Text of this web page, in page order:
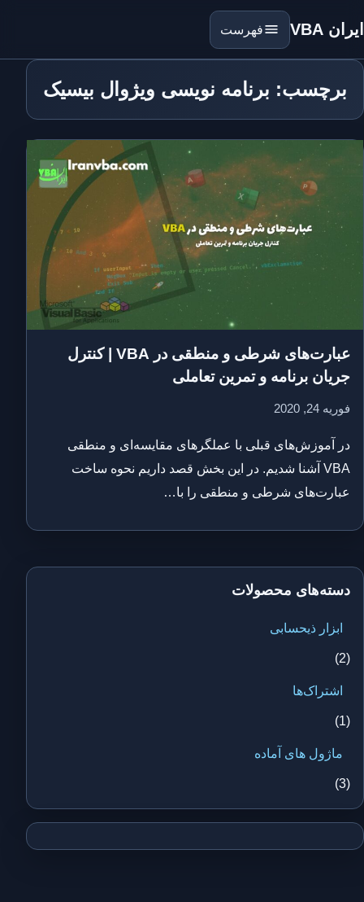
ایران VBA فهرست
برچسب: برنامه نویسی ویژوال بیسیک
عبارت‌های شرطی و منطقی در VBA | کنترل
جریان برنامه و تمرین تعاملی
فوریه 24, 2020
در آموزش‌های قبلی با عملگرهای مقایسه‌ای و منطقی
VBA آشنا شدیم. در این بخش قصد داریم نحوه ساخت
عبارت‌های شرطی و منطقی را با…
دسته‌های محصولات
ابزار ذیحسابی
(2)
اشتراک‌ها
(1)
ماژول های آماده
(3)